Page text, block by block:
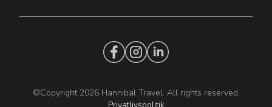
©Copyright 2026 Hannibal Travel. All rights reserved.